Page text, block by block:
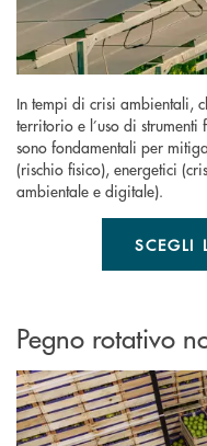
In tempi di crisi ambientali,
territorio e l’uso di
sono fondamentali per
(rischio fisico), energetici
ambientale e digitale).
SCEGLI
Pegno rotativo